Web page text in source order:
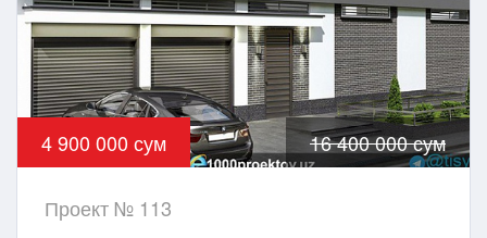
4 900 000 сум 16 400 000 сум
Проект № 113